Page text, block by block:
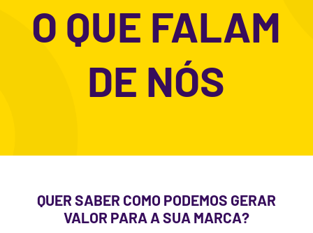
O QUE FALAM
DE NÓS
QUER SABER COMO PODEMOS GERAR
VALOR PARA A SUA MARCA?